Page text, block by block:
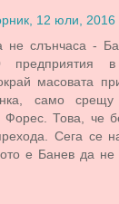
12 юли, 2016
слънчаса -
предприятия
масовата
само
Форес. Това, че
Сега се
е Банев да не